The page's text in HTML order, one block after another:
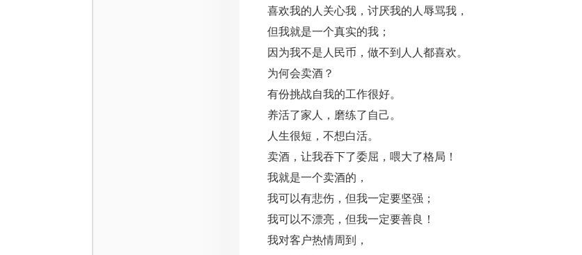
喜欢我的人关心我，讨厌我的人辱骂我，
但我就是一个真实的我；
因为我不是人民币，做不到人人都喜欢。
为何会卖酒？
有份挑战自我的工作很好。
养活了家人，磨练了自己。
人生很短，不想白活。
卖酒，让我吞下了委屈，喂大了格局！
我就是一个卖酒的，
我可以有悲伤，但我一定要坚强；
我可以不漂亮，但我一定要善良！
我对客户热情周到，